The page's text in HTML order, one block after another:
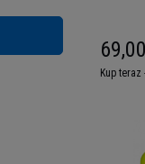
Kup teraz